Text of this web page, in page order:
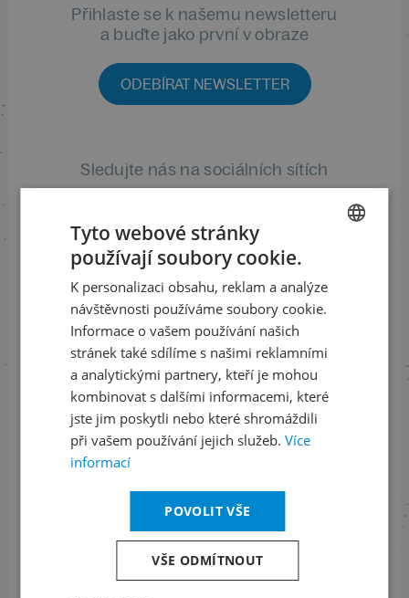
Přihlaste se k našemu newsletteru
a buďte jako první v obraze
ODEBÍRAT NEWSLETTER
Sledujte nás na sociálních sítích
Informace o stavu objednávek
+420 461 049 232
Informace o programu
+420 257 310 414
S finanční podporou
ENGLISH
Tyto webové stránky
používají soubory cookie.
K personalizaci obsahu, reklam a analýze
návštěvnosti používáme soubory cookie.
Informace o vašem používání našich
stránek také sdílíme s našimi reklamními
a analytickými partnery, kteří je mohou
kombinovat s dalšími informacemi, které
jste jim poskytli nebo které shromáždili
při vašem používání jejich služeb. Více
informací
POVOLIT VŠE
VŠE ODMÍTNOUT